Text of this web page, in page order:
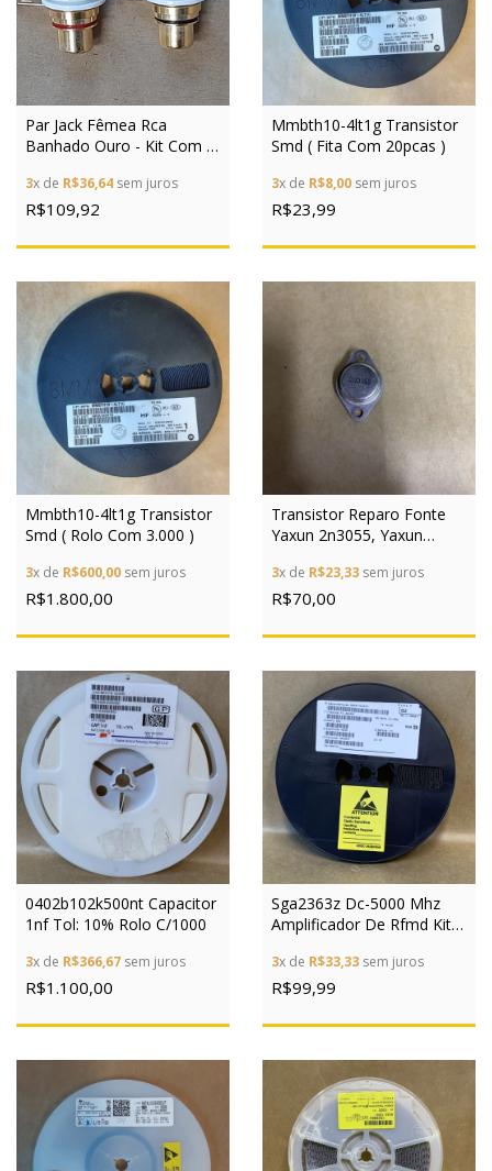
Par Jack Fêmea Rca
Banhado Ouro - Kit Com 2
3x de R$36,64 sem juros
R$109,92
Mmbth10-4lt1g Transistor
Smd ( Fita Com 20pcas )
3x de R$8,00 sem juros
R$23,99
Mmbth10-4lt1g Transistor
Smd ( Rolo Com 3.000 )
3x de R$600,00 sem juros
R$1.800,00
Transistor Reparo Fonte
Yaxun 2n3055, Yaxun
3x de R$23,33 sem juros
R$70,00
0402b102k500nt Capacitor
1nf Tol: 10% Rolo C/1000
3x de R$366,67 sem juros
R$1.100,00
Sga2363z Dc-5000 Mhz
Amplificador De Rfmd Kit
3x de R$33,33 sem juros
R$99,99